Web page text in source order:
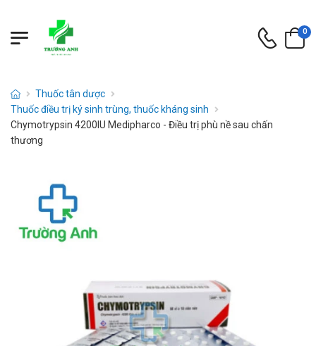
0
Thuốc tân dược
Thuốc điều trị ký sinh trùng, thuốc kháng sinh
Chymotrypsin 4200IU Medipharco - Điều trị phù nề sau chấn
thương